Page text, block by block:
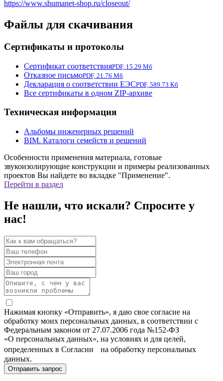
https://www.shumanet-shop.ru/closeout/
Файлы для скачивания
Сертификаты и протоколы
Сертификат соответствияPDF, 15.29 Мб
Отказное письмоPDF, 21.76 Мб
Декларация о соответствии ЕЭСPDF, 589.73 Кб
Все сертификаты в одном ZIP-архиве
Техническая информация
Альбомы инженерных решений
BIM. Каталоги семейств и решений
Особенности применения материала, готовые
звукоизолирующие конструкции и примеры реализованных
проектов Вы найдете во вкладке "Применение".
Перейти в раздел
Не нашли, что искали? Спросите у
нас!
Нажимая кнопку «Отправить», я даю свое согласие на
обработку моих персональных данных, в соответствии с
Федеральным законом от 27.07.2006 года №152-ФЗ
«О персональных данных», на условиях и для целей,
определенных в Согласии на обработку персональных
данных.